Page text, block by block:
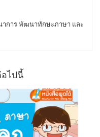
าการ พัฒนาทักษะภาษา และ
ไปนี้